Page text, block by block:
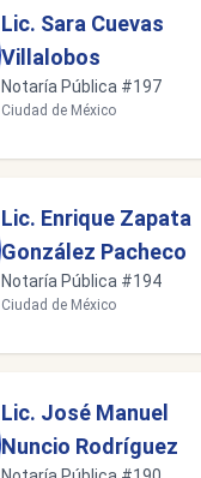
Lic. Sara Cuevas
Villalobos
Notaría Pública #197
Ciudad de México
Lic. Enrique Zapata
González Pacheco
Notaría Pública #194
Ciudad de México
Lic. José Manuel
Nuncio Rodríguez